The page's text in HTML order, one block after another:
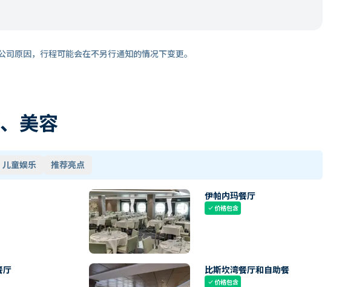
原因，行程可能会在不另行通知的情况下变更。
美容
儿童娱乐 推荐亮点
伊帕内玛餐厅
check价格包含
厅 比斯坎湾餐厅和自助餐
check价格包含